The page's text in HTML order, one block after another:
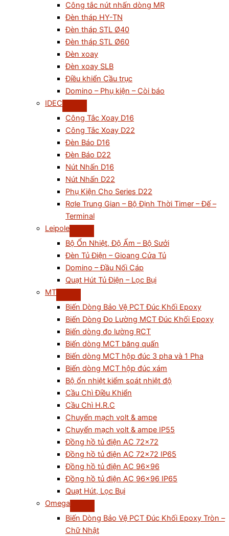
Công tắc nút nhấn dòng MR
Đèn tháp HY-TN
Đèn tháp STL Ø40
Đèn tháp STL Ø60
Đèn xoay
Đèn xoay SLB
Điều khiển Cầu trục
Domino – Phụ kiện – Còi báo
IDEC
Công Tắc Xoay D16
Công Tắc Xoay D22
Đèn Báo D16
Đèn Báo D22
Nút Nhấn D16
Nút Nhấn D22
Phụ Kiện Cho Series D22
Rơle Trung Gian – Bộ Định Thời Timer – Đế –
Terminal
Leipole
Bộ Ổn Nhiệt, Độ Ẩm – Bộ Sưởi
Đèn Tủ Điện – Gioang Cửa Tủ
Domino – Đầu Nối Cáp
Quạt Hút Tủ Điện – Lọc Bụi
MT
Biến Dòng Bảo Vệ PCT Đúc Khối Epoxy
Biến Dòng Đo Lường MCT Đúc Khối Epoxy
Biến dòng đo lường RCT
Biến dòng MCT băng quấn
Biến dòng MCT hộp đúc 3 pha và 1 Pha
Biến dòng MCT hộp đúc xám
Bộ ổn nhiệt kiểm soát nhiệt độ
Cầu Chì Điều Khiển
Cầu Chì H.R.C
Chuyển mạch volt & ampe
Chuyển mạch volt & ampe IP55
Đồng hồ tủ điện AC 72×72
Đồng hồ tủ điện AC 72×72 IP65
Đồng hồ tủ điện AC 96×96
Đồng hồ tủ điện AC 96×96 IP65
Quạt Hút, Lọc Bụi
Omega
Biến Dòng Bảo Vệ PCT Đúc Khối Epoxy Tròn –
Chữ Nhật